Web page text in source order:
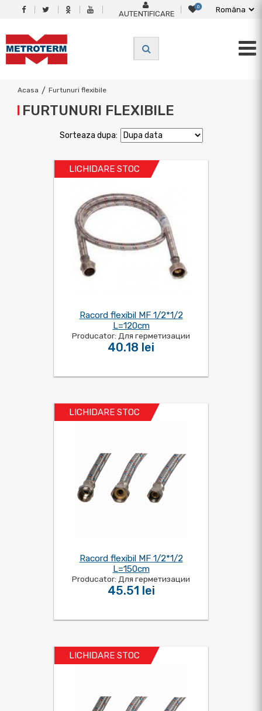
AUTENTIFICARE
0
Acasa / Furtunuri flexibile
FURTUNURI FLEXIBILE
Sorteaza dupa:
LICHIDARE STOC
Racord flexibil MF 1/2*1/2
L=120cm
Producator: Для герметизации
40.18 lei
LICHIDARE STOC
Racord flexibil MF 1/2*1/2
L=150cm
Producator: Для герметизации
45.51 lei
LICHIDARE STOC